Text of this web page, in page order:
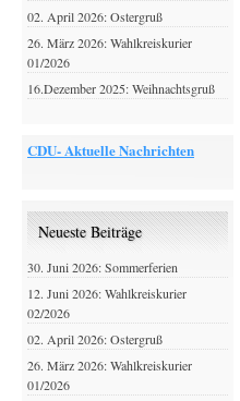
02. April 2026: Ostergruß
26. März 2026: Wahlkreiskurier
01/2026
16.Dezember 2025: Weihnachtsgruß
CDU- Aktuelle Nachrichten
Neueste Beiträge
30. Juni 2026: Sommerferien
12. Juni 2026: Wahlkreiskurier
02/2026
02. April 2026: Ostergruß
26. März 2026: Wahlkreiskurier
01/2026